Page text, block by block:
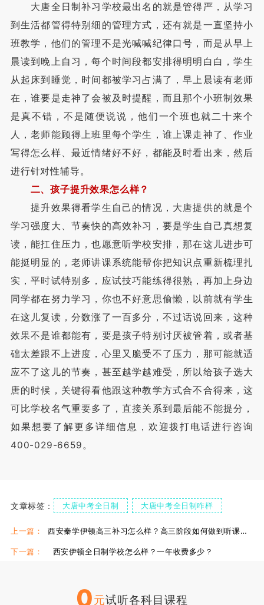
大唐全日制补习学校最出名的就是管得严，从学习
到生活都管得特别细的管理方式，还有就是一直坚持小
班教学，他们的管理不是光喊喊纪律口号，而是从早上
晨读到晚上自习，每个时间段都安排得明明白白，学生
从起床到睡觉，时间都被学习占满了，早上晨读有老师
在，谁要是走神了会被及时提醒，而且那个小班制效果
是真不错，不是随便说说，他们一个班也就二十来个
人，老师能顾得上班里每个学生，谁上课走神了、作业
写得怎么样、最近情绪好不好，都能及时看出来，然后
进行针对性辅导。
二、孩子提升效果怎么样？
提升效果得看学生自己的情况，大唐提供的就是个
学习强度大、节奏快的高效补习，要是学生自己真想复
读，能扛住压力，也愿意听学校安排，那在这儿进步可
能挺明显的，老师讲课系统能帮你把知识点重新梳理扎
实，平时试特别多，应试技巧能练得很熟，再加上身边
同学都在努力学习，你也不好意思偷懒，以前就有学生
在这儿复读，分数涨了一百多分，不过话说回来，这种
效果不是谁都能有，要是孩子特别讨厌被管着，或者基
础太差跟不上进度，心里又脆受不了压力，那可能就适
应不了这儿的节奏，甚至越学越难受，所以给孩子选大
唐的时候，关键得看他跟这种教学方式合不合得来，这
可比学校名气重要多了，直接关系到最后能不能提分，
如果想要了解更多详细信息，欢迎拨打电话进行咨询
400-029-6659。
文章标签： 大唐中考全日制 大唐中考全日制咋样
西安大唐补习班 西安大唐高三补习班
上一篇： 西安秦学伊顿高三补习怎么样？高三阶段如何做到听课管理重效益
下一篇： 西安伊顿全日制学校怎么样？一年收费多少？
0元试听各科目课程